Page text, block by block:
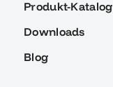
Produkt-Katalog
Downloads
Blog